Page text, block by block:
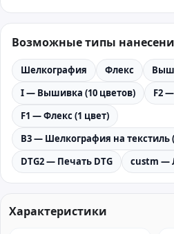
Возможные типы
Шелкография Флекс
I — Вышивка (10 цветов)
F2
F1 — Флекс (1 цвет)
B3 — Шелкография на текстиль
DTG2 — Печать DTG
custm —
Характеристики